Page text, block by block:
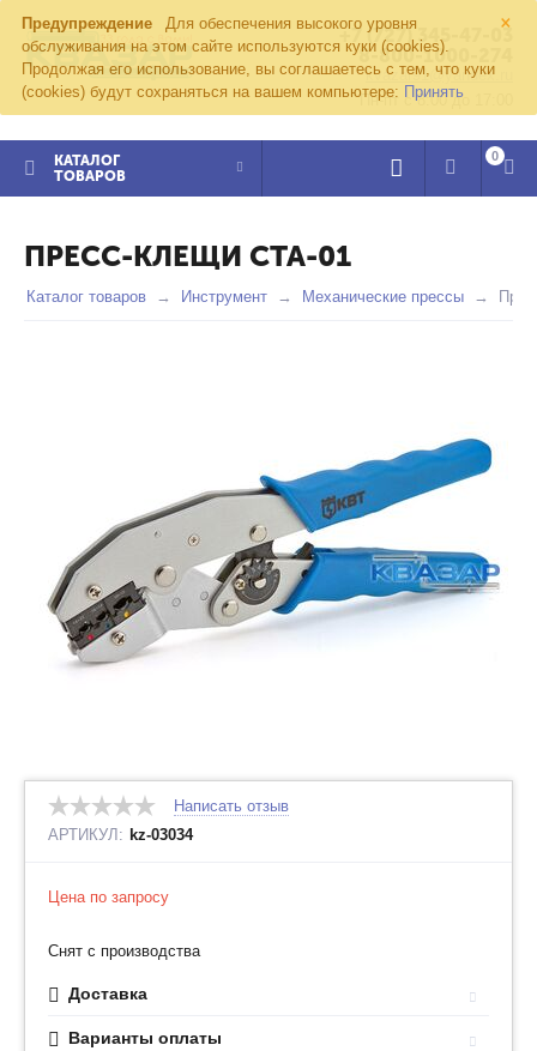
×
Предупреждение
Для обеспечения высокого уровня
обслуживания на этом сайте используются куки (cookies).
Продолжая его использование, вы соглашаетесь с тем, что куки
(cookies) будут сохраняться на вашем компьютере: Принять
+7 (727) 345-47-03
8-800-1000-274
kvazar91@yandex.ru
Пн-пт с 8:00 до 17:00
КАТАЛОГ
ТОВАРОВ
0
ПРЕСС-КЛЕЩИ СТА-01
Каталог товаров Инструмент Механические прессы
Написать отзыв
АРТИКУЛ: kz-03034
Цена по запросу
Снят с производства
Доставка
Варианты оплаты